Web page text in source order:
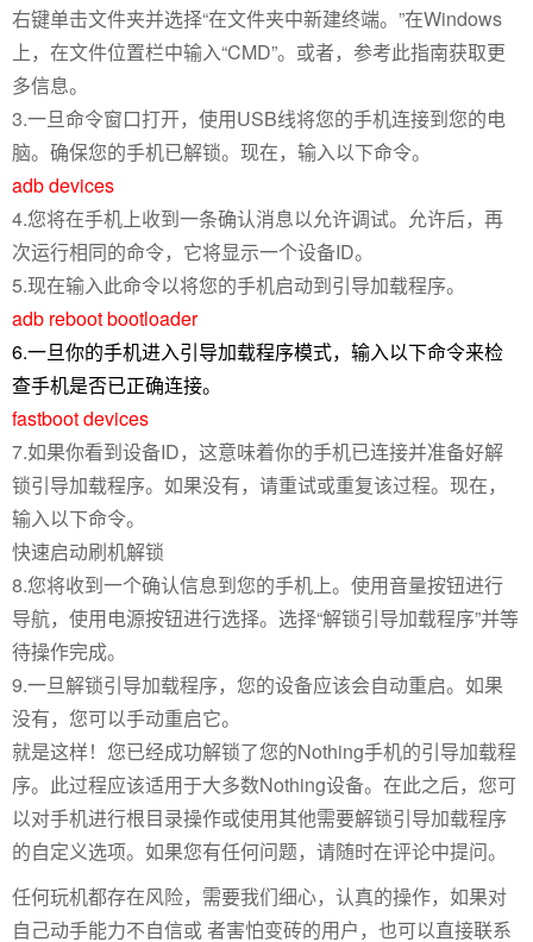
右键单击文件夹并选择“在文件夹中新建终端。”在Windows
上，在文件位置栏中输入“CMD”。或者，参考此指南获取更
多信息。
3.一旦命令窗口打开，使用USB线将您的手机连接到您的电
脑。确保您的手机已解锁。现在，输入以下命令。
adb devices
4.您将在手机上收到一条确认消息以允许调试。允许后，再
次运行相同的命令，它将显示一个设备ID。
5.现在输入此命令以将您的手机启动到引导加载程序。
adb reboot bootloader
6.一旦你的手机进入引导加载程序模式，输入以下命令来检
查手机是否已正确连接。
fastboot devices
7.如果你看到设备ID，这意味着你的手机已连接并准备好解
锁引导加载程序。如果没有，请重试或重复该过程。现在，
输入以下命令。
快速启动刷机解锁
8.您将收到一个确认信息到您的手机上。使用音量按钮进行
导航，使用电源按钮进行选择。选择“解锁引导加载程序”并等
待操作完成。
9.一旦解锁引导加载程序，您的设备应该会自动重启。如果
没有，您可以手动重启它。
就是这样！您已经成功解锁了您的Nothing手机的引导加载程
序。此过程应该适用于大多数Nothing设备。在此之后，您可
以对手机进行根目录操作或使用其他需要解锁引导加载程序
的自定义选项。如果您有任何问题，请随时在评论中提问。
任何玩机都存在风险，需要我们细心，认真的操作，如果对
自己动手能力不自信或 者害怕变砖的用户，也可以直接联系